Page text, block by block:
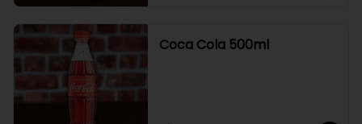
Coca Cola 500ml